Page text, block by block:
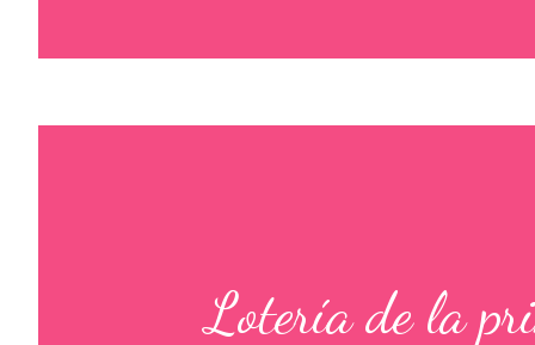
Lotería de la